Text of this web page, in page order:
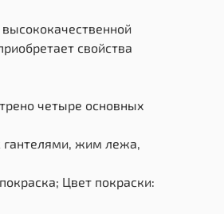
свойства
четыре основных
гантелями, жим лежа,
Цвет покраски: